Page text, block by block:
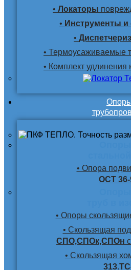
• Локаторы
• Инструменты и
•
• Термоусаживаемые
• Комплект удлинения
• Опора
ОСТ 36-
• Опоры
• Скользящая
СПО,СПОк,СПОн
• Скользящая